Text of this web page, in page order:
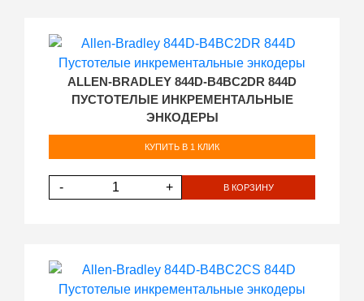
ALLEN-BRADLEY 844D-B4BC2DR 844D
ПУСТОТЕЛЫЕ ИНКРЕМЕНТАЛЬНЫЕ
ЭНКОДЕРЫ
КУПИТЬ В 1 КЛИК
- + В КОРЗИНУ